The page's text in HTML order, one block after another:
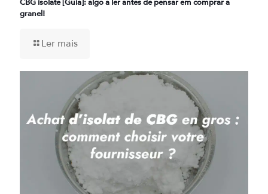
CBG isolate [Guia]: algo a ler antes de pensar em comprar a
granel!
Ler mais